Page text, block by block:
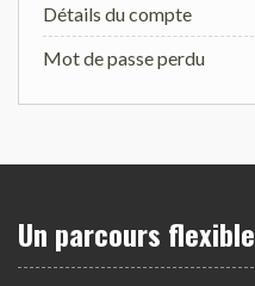
Détails du compte
Mot de passe perdu
Un parcours flexible